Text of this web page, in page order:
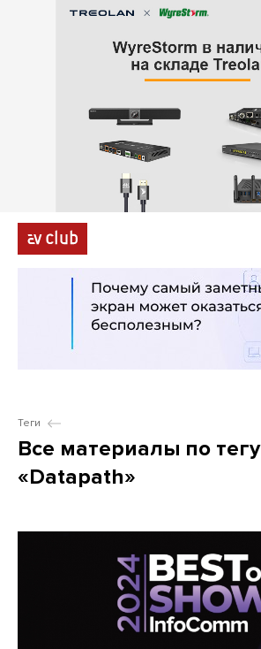
Теги
Все материалы по тегу
«Datapath»